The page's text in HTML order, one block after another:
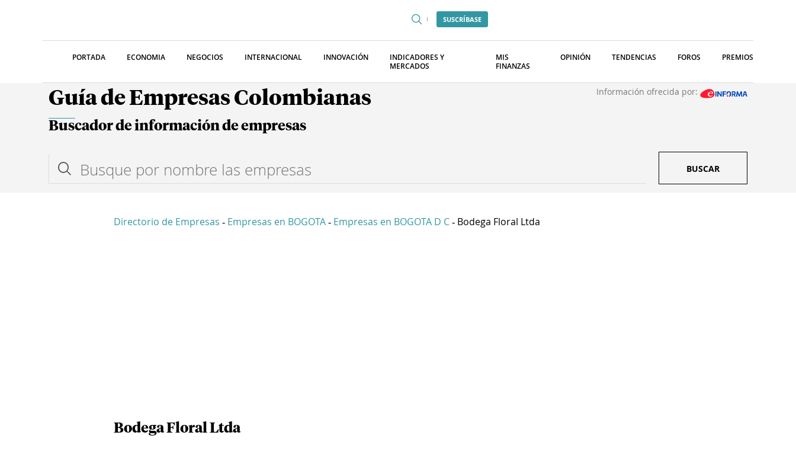
SUSCRÍBASE
PORTADA ECONOMIA NEGOCIOS INTERNACIONAL INNOVACIÓN
INDICADORES Y
MERCADOS
MIS
FINANZAS
OPINIÓN TENDENCIAS FOROS PREMIOS
Guía de Empresas Colombianas Información ofrecida por:
Buscador de información de empresas
BUSCAR
Directorio de Empresas - Empresas en BOGOTA - Empresas en BOGOTA D C - Bodega Floral Ltda
Bodega Floral Ltda